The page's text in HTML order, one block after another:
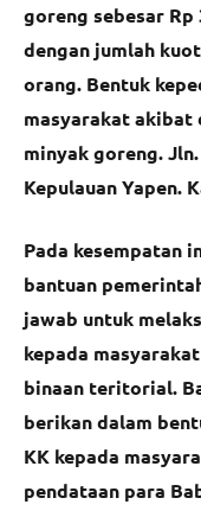
goreng sebesar Rp
dengan jumlah
orang. Bentuk
masyarakat akibat
minyak goreng.
Kepulauan Yapen.
Pada kesempatan
bantuan
jawab untuk
kepada
binaan teritorial.
berikan dalam
KK kepada
pendataan para